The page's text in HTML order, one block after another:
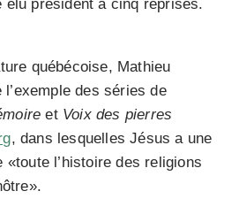
élu président à cinq reprises.
québécoise, Mathieu
des séries de
et Voix des pierres
, dans lesquelles Jésus a une
l’histoire des religions